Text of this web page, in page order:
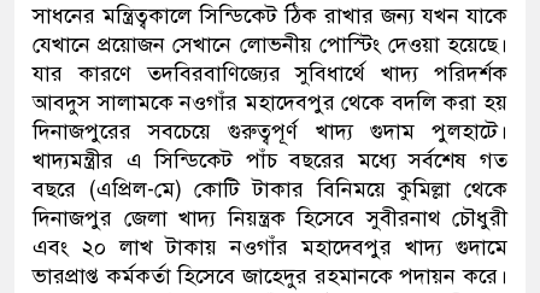
সাধনের মন্ত্রিত্বকালে সিন্ডিকেট ঠিক রাখার জন্য যখন যাকে
যেখানে প্রয়োজন সেখানে লোভনীয় পোস্টিং দেওয়া হয়েছে।
যার কারণে তদবিরবাণিজ্যের সুবিধার্থে খাদ্য পরিদর্শক
আবদুস সালামকে নওগাঁর মহাদেবপুর থেকে বদলি করা হয়
দিনাজপুরের সবচেয়ে গুরুত্বপূর্ণ খাদ্য গুদাম পুলহাটে।
খাদ্যমন্ত্রীর এ সিন্ডিকেট পাঁচ বছরের মধ্যে সর্বশেষ গত
বছরে (এপ্রিল-মে) কোটি টাকার বিনিময়ে কুমিল্লা থেকে
দিনাজপুর জেলা খাদ্য নিয়ন্ত্রক হিসেবে সুবীরনাথ চৌধুরী
এবং ২০ লাখ টাকায় নওগাঁর মহাদেবপুর খাদ্য গুদামে
ভারপ্রাপ্ত কর্মকর্তা হিসেবে জাহেদুর রহমানকে পদায়ন করে।